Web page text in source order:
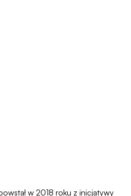
w 2018 roku z inicjatywy